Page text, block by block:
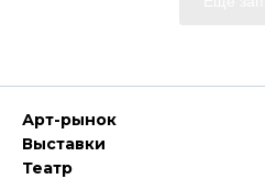
Арт-рынок
Выставки
Театр